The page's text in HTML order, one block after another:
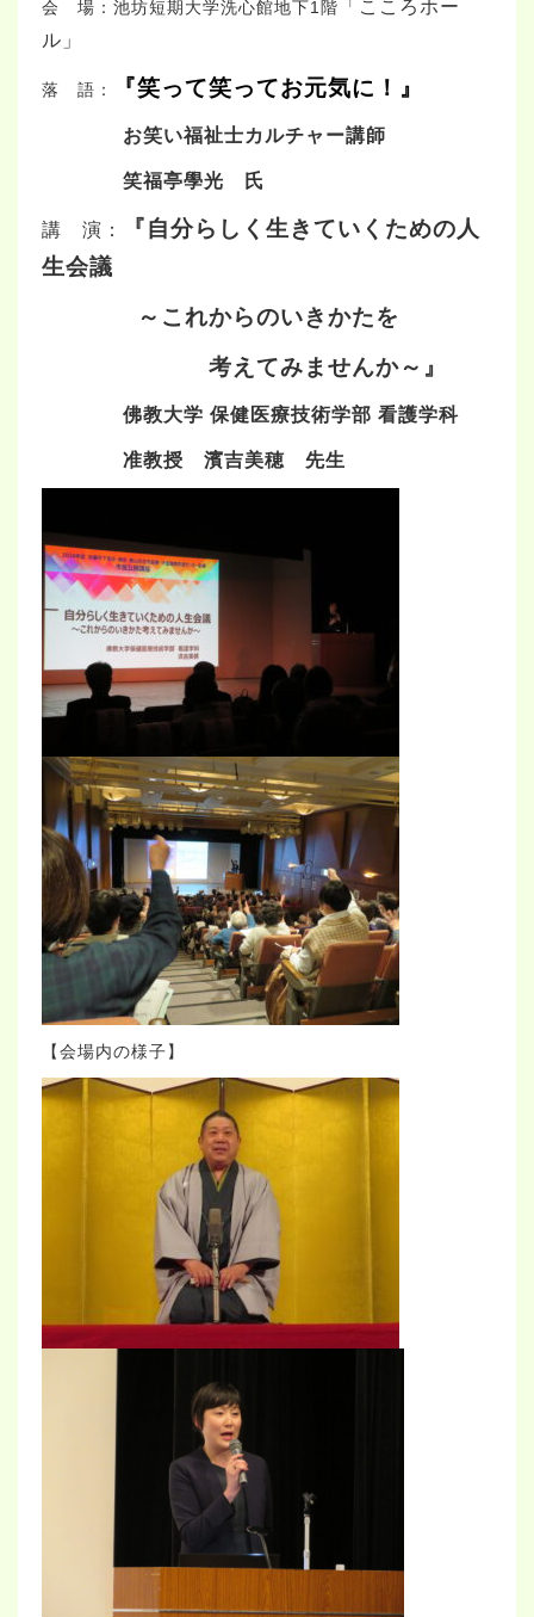
会 場：池坊短期大学洗心館地下1階
「こころホー
ル」
落 語： 『笑って笑ってお元気に！ 』
お笑い福祉士カルチャー講師
笑福亭學光 氏
講 演：
『自分らしく生きていくための人
生会議
～これからのいきかたを
考えてみませんか～』
佛教大学 保健医療技術学部 看護学科
准教授 濱吉美穂 先生
【会場内の様子】